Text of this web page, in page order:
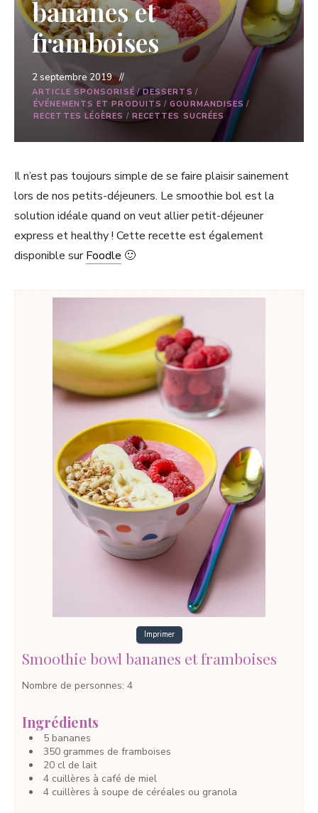
bananes et
framboises
2 septembre 2019
ARTICLE SPONSORISÉ /DESSERTS /
ÉVÉNEMENTS ET PRODUITS / GOURMANDISES/
RECETTES LÉGÈRES / RECETTES SUCRÉES
Il n’est pas toujours simple de se faire plaisir sainement
lors de nos petits-déjeuners. Le smoothie bol est la
solution idéale quand on veut allier petit-déjeuner
express et healthy ! Cette recette est également
disponible surFoodle 🙂
Imprimer
Smoothie bowl bananes et framboises
Nombre de personnes: 4
Ingrédients
5 bananes
350 grammes de framboises
20 cl de lait
4 cuillères à café de miel
4 cuillères à soupe de céréales ou granola